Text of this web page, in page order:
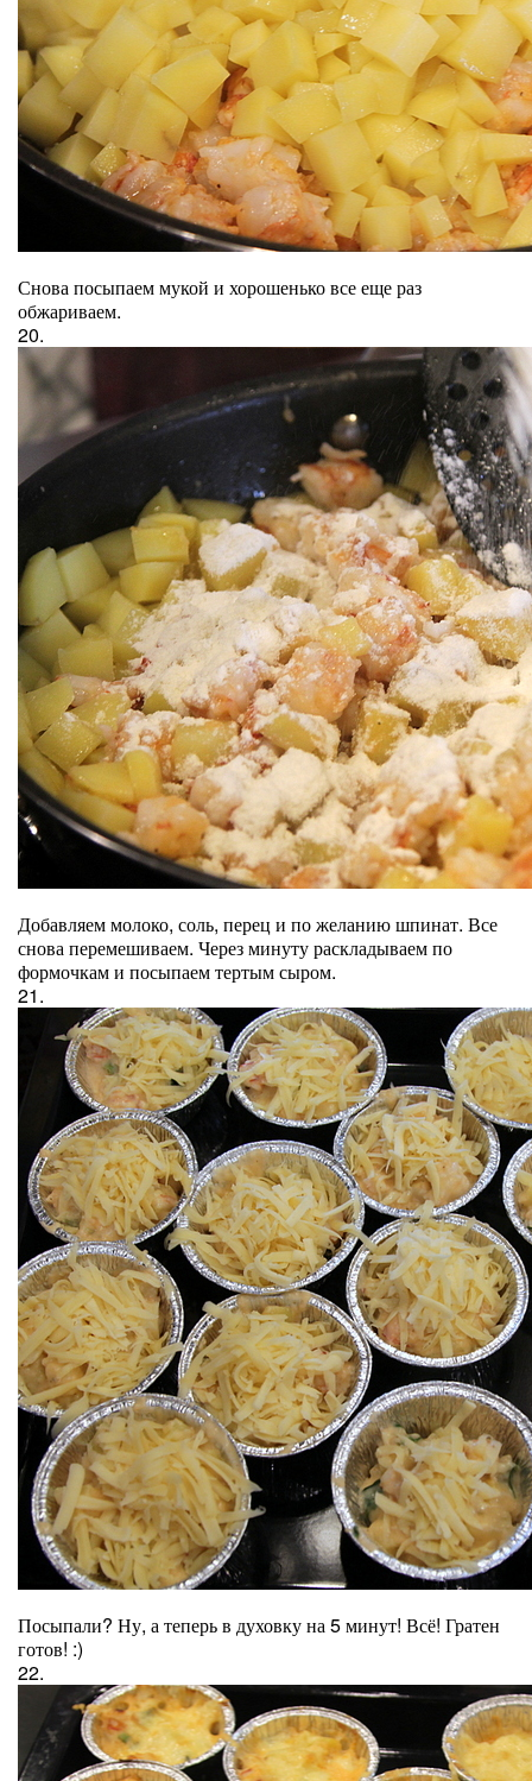
Снова посыпаем мукой и хорошенько все еще раз
обжариваем.
20.
Добавляем молоко, соль, перец и по желанию шпинат. Все
снова перемешиваем. Через минуту раскладываем по
формочкам и посыпаем тертым сыром.
21.
Посыпали? Ну, а теперь в духовку на 5 минут! Всё! Гратен
готов! :)
22.